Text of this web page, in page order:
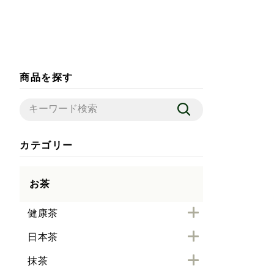
商品を探す
カテゴリー
お茶
健康茶
日本茶
抹茶